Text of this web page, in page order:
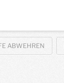
ABWEHREN